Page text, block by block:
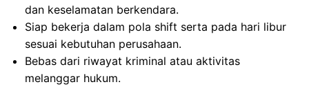
dan keselamatan berkendara.
Siap bekerja dalam pola shift serta pada hari libur
sesuai kebutuhan perusahaan.
Bebas dari riwayat kriminal atau aktivitas
melanggar hukum.